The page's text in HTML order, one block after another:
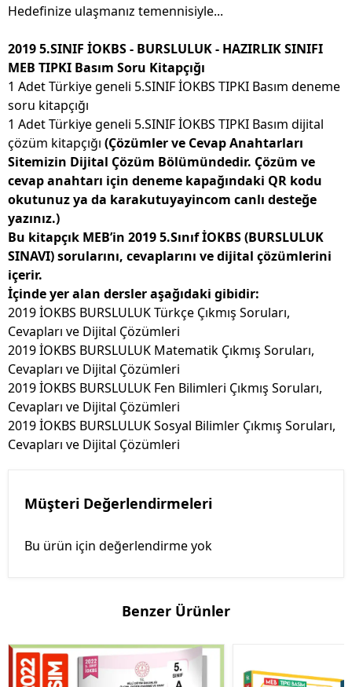
Hedefinize ulaşmanız temennisiyle...
2019 5.SINIF İOKBS - BURSLULUK - HAZIRLIK SINIFI
MEB TIPKI Basım Soru Kitapçığı
1 Adet Türkiye geneli 5.SINIF İOKBS TIPKI Basım deneme
soru kitapçığı
1 Adet Türkiye geneli 5.SINIF İOKBS TIPKI Basım dijital
çözüm kitapçığı (Çözümler ve Cevap Anahtarları
Sitemizin Dijital Çözüm Bölümündedir. Çözüm ve
cevap anahtarı için deneme kapağındaki QR kodu
okutunuz ya da karakutuyayincom canlı desteğe
yazınız.)
Bu kitapçık MEB’in 2019 5.Sınıf İOKBS (BURSLULUK
SINAVI) sorularını, cevaplarını ve dijital çözümlerini
içerir.
İçinde yer alan dersler aşağıdaki gibidir:
2019 İOKBS BURSLULUK Türkçe Çıkmış Soruları,
Cevapları ve Dijital Çözümleri
2019 İOKBS BURSLULUK Matematik Çıkmış Soruları,
Cevapları ve Dijital Çözümleri
2019 İOKBS BURSLULUK Fen Bilimleri Çıkmış Soruları,
Cevapları ve Dijital Çözümleri
2019 İOKBS BURSLULUK Sosyal Bilimler Çıkmış Soruları,
Cevapları ve Dijital Çözümleri
Müşteri Değerlendirmeleri
Bu ürün için değerlendirme yok
Benzer Ürünler